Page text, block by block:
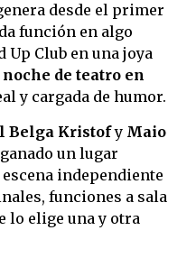
desde el primer
función en algo
Up Club en una joya
noche de teatro en
y cargada de humor.
Belga Kristofy Maio
un lugar
independiente
funciones a sala
lo elige una y otra